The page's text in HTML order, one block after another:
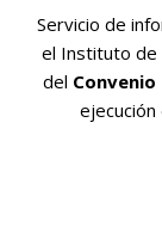
Servicio de
el Instituto de
del Convenio